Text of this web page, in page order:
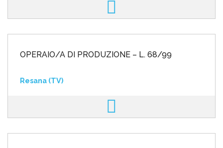
OPERAIO/A DI PRODUZIONE – L. 68/99
Resana (TV)